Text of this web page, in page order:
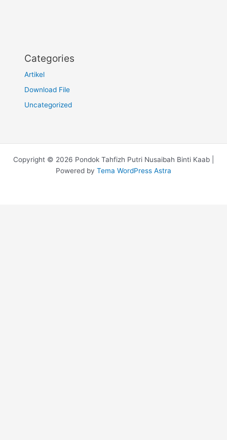
Categories
Artikel
Download File
Uncategorized
Copyright © 2026 Pondok Tahfizh Putri Nusaibah Binti Kaab |
Powered by Tema WordPress Astra